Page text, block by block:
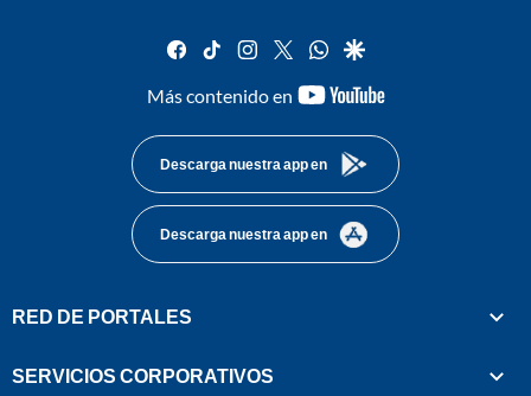
facebook
tiktok instagram
twitterwhatsapp
google
Más contenido en
youtube-
Descarga nuestra app en
Descarga nuestra app en
RED DE PORTALES
SERVICIOS CORPORATIVOS